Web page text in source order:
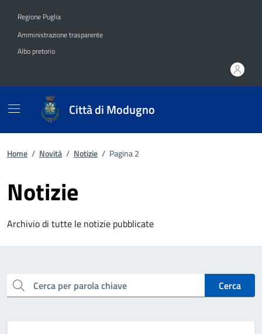
Regione Puglia
Amministrazione trasparente
Albo pretorio
Città di Modugno
Home / Novità / Notizie / Pagina 2
Notizie
Archivio di tutte le notizie pubblicate
cerca Cerca